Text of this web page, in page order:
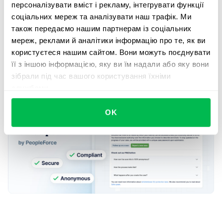
персоналізувати вміст і рекламу, інтегрувати функції
соціальних мереж та аналізувати наш трафік. Ми
також передаємо нашим партнерам із соціальних
мереж, реклами й аналітики інформацію про те, як ви
користуєтеся нашим сайтом. Вони можуть поєднувати
її з іншою інформацією, яку ви їм надали або яку вони
зібрали під час вашого користування їхніми
OK
Створенняповністю анонімних кейсівдля захисту
прав викривачів – ще один аспект, що відповідає
вимогам GDPR, оскільки обидві теми охоплюються
законодавством ЄС. Можливість повідомляти про
проблеми в команді забезпечує безпеку, підтримує
культуру прозорості та підвищує ефективність роботи
та взаємодії в команді.